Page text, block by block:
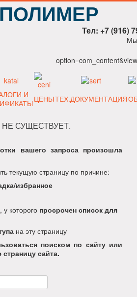
Тел: +7 (916)
Мы
И
ЦЕНЫТЕХ.ДОКУМЕНТАЦИЯ
СУЩЕСТВУЕТ.
вашего запроса произошла
текущую страницу по причине:
избранное
которого просрочен список для
на эту страницу
поиском по сайту или
сайта.